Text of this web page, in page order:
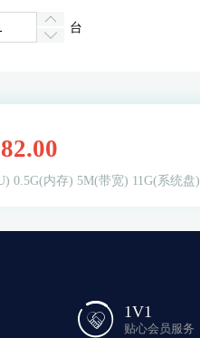
台
0.5G(内存) 5M(带宽) 11G(系统盘)
1V1
贴心会员服务